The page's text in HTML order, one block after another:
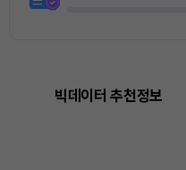
빅데이터 추천정보